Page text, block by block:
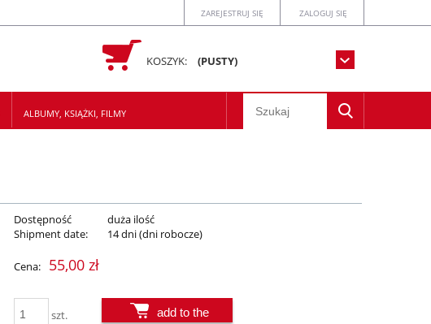
ZAREJESTRUJ SIĘ ZALOGUJ SIĘ
KOSZYK: (PUSTY)
ALBUMY, KSIĄŻKI, FILMY
Dostępność
duża ilość
Shipment date:
14 dni (dni robocze)
Cena: 55,00 zł
szt.
add to the